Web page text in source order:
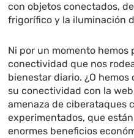
con objetos conectados,
frigorífico y la iluminación
Ni por un momento hemos
conectividad que nos
bienestar diario. ¿O
su conectividad con la
amenaza de ciberataques
experimentados, que
enormes beneficios